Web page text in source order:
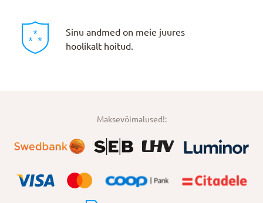
Sinu andmed on meie juures
hoolikalt hoitud.
Maksevõimalused!: